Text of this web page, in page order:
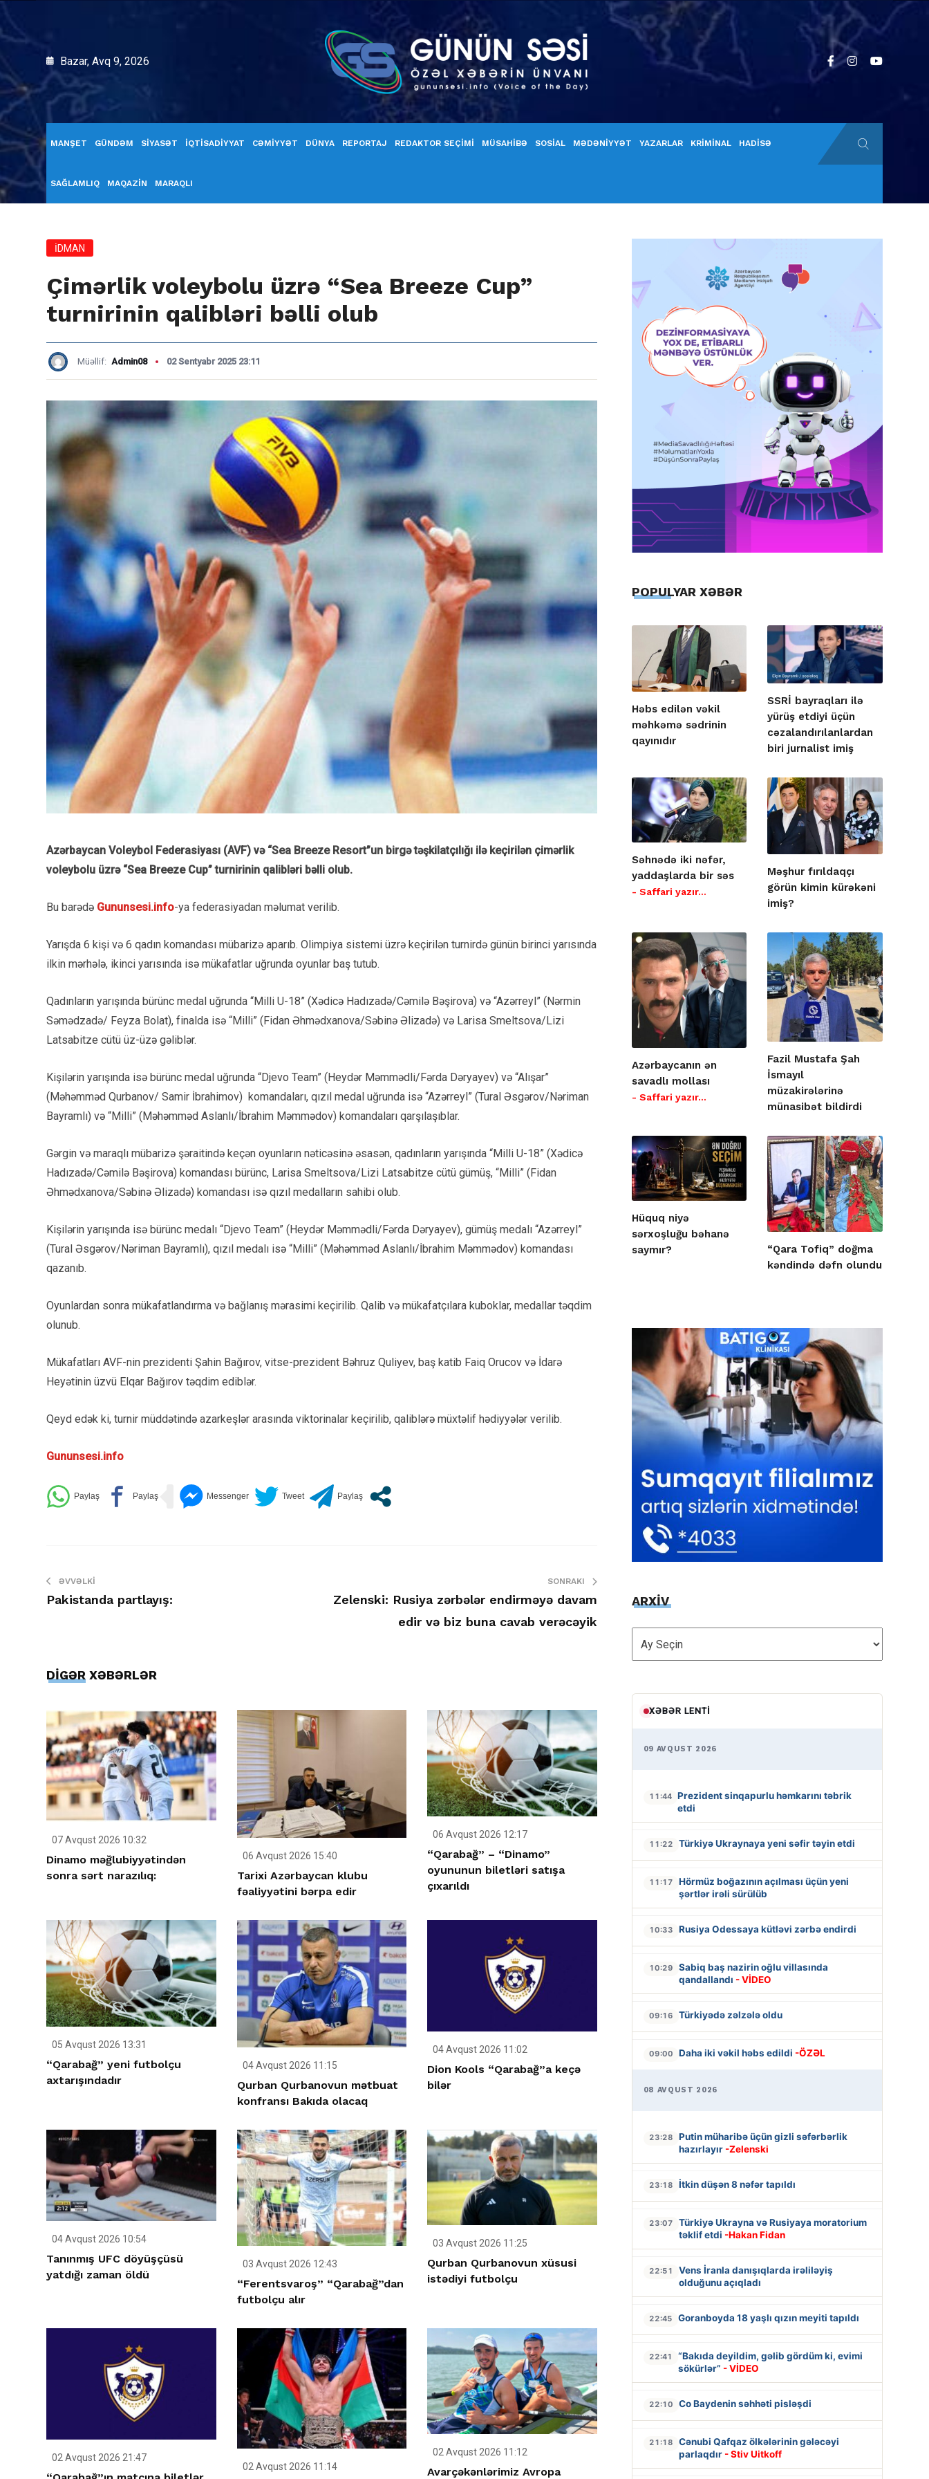
Bazar, Avq 9, 2026
MANŞET GÜNDƏM SİYASƏT İQTİSADİYYAT CƏMİYYƏT DÜNYA REPORTAJ REDAKTOR SEÇİMİ MÜSAHİBƏ SOSİAL MƏDƏNİYYƏT YAZARLAR KRİMİNAL HADİSƏ
SAĞLAMLIQ MAQAZİN MARAQLI
İDMAN
Çimərlik voleybolu üzrə “Sea Breeze Cup”
turnirinin qalibləri bəlli olub
Müəllif: Admin08 02 Sentyabr 2025 23:11
Azərbaycan Voleybol Federasiyası (AVF) və “Sea Breeze Resort”un birgə təşkilatçılığı ilə keçirilən çimərlik
voleybolu üzrə “Sea Breeze Cup” turnirinin qalibləri bəlli olub.
Bu barədə Gununsesi.info-ya federasiyadan məlumat verilib.
Yarışda 6 kişi və 6 qadın komandası mübarizə aparıb. Olimpiya sistemi üzrə keçirilən turnirdə günün birinci yarısında
ilkin mərhələ, ikinci yarısında isə mükafatlar uğrunda oyunlar baş tutub.
Qadınların yarışında bürünc medal uğrunda “Milli U-18” (Xədicə Hadızadə/Cəmilə Bəşirova) və “Azərreyl” (Nərmin
Səmədzadə/ Feyza Bolat), finalda isə “Milli” (Fidan Əhmədxanova/Səbinə Əlizadə) və Larisa Smeltsova/Lizi
Latsabitze cütü üz-üzə gəliblər.
Kişilərin yarışında isə bürünc medal uğrunda “Djevo Team” (Heydər Məmmədli/Fərda Dəryayev) və “Alışar”
(Məhəmməd Qurbanov/ Samir İbrahimov) komandaları, qızıl medal uğrunda isə “Azərreyl” (Tural Əsgərov/Nəriman
Bayramlı) və “Milli” (Məhəmməd Aslanlı/İbrahim Məmmədov) komandaları qarşılaşıblar.
Gərgin və maraqlı mübarizə şəraitində keçən oyunların nəticəsinə əsasən, qadınların yarışında “Milli U-18” (Xədicə
Hadızadə/Cəmilə Bəşirova) komandası bürünc, Larisa Smeltsova/Lizi Latsabitze cütü gümüş, “Milli” (Fidan
Əhmədxanova/Səbinə Əlizadə) komandası isə qızıl medalların sahibi olub.
Kişilərin yarışında isə bürünc medalı “Djevo Team” (Heydər Məmmədli/Fərda Dəryayev), gümüş medalı “Azərreyl”
(Tural Əsgərov/Nəriman Bayramlı), qızıl medalı isə “Milli” (Məhəmməd Aslanlı/İbrahim Məmmədov) komandası
qazanıb.
Oyunlardan sonra mükafatlandırma və bağlanış mərasimi keçirilib. Qalib və mükafatçılara kuboklar, medallar təqdim
olunub.
Mükafatları AVF-nin prezidenti Şahin Bağırov, vitse-prezident Bəhruz Quliyev, baş katib Faiq Orucov və İdarə
Heyətinin üzvü Elqar Bağırov təqdim ediblər.
Qeyd edək ki, turnir müddətində azarkeşlər arasında viktorinalar keçirilib, qaliblərə müxtəlif hədiyyələr verilib.
Gununsesi.info
ƏVVƏLKI
Pakistanda partlayış:
SONRAKI
Zelenski: Rusiya zərbələr endirməyə davam
edir və biz buna cavab verəcəyik
DİGƏR XƏBƏRLƏR
07 Avqust 2026 10:32
Dinamo məğlubiyyətindən
sonra sərt narazılıq:
06 Avqust 2026 15:40
Tarixi Azərbaycan klubu
fəaliyyətini bərpa edir
06 Avqust 2026 12:17
“Qarabağ” – “Dinamo”
oyununun biletləri satışa
çıxarıldı
05 Avqust 2026 13:31
“Qarabağ” yeni futbolçu
axtarışındadır
04 Avqust 2026 11:15
Qurban Qurbanovun mətbuat
konfransı Bakıda olacaq
04 Avqust 2026 11:02
Dion Kools “Qarabağ”a keçə
bilər
04 Avqust 2026 10:54
Tanınmış UFC döyüşçüsü
yatdığı zaman öldü
03 Avqust 2026 12:43
“Ferentsvaroş” “Qarabağ”dan
futbolçu alır
03 Avqust 2026 11:25
Qurban Qurbanovun xüsusi
istədiyi futbolçu
02 Avqust 2026 21:47
02 Avqust 2026 11:14
02 Avqust 2026 11:12
Avarçəkənlərimiz Avropa
POPULYAR XƏBƏR
Həbs edilən vəkil
məhkəmə sədrinin
qayınıdır
SSRİ bayraqları ilə
yürüş etdiyi üçün
cəzalandırılanlardan
biri jurnalist imiş
Səhnədə iki nəfər,
yaddaşlarda bir səs
- Saffari yazır…
Məşhur fırıldaqçı
görün kimin kürəkəni
imiş?
Azərbaycanın ən
savadlı mollası
- Saffari yazır…
Fazil Mustafa Şah
İsmayıl
müzakirələrinə
münasibət bildirdi
Hüquq niyə
sərxoşluğu bəhanə
saymır?
“Qara Tofiq” doğma
kəndində dəfn olundu
ARXİV
ARXİV
XƏBƏR LENTI
09 AVQUST 2026
11:44 Prezident sinqapurlu həmkarını təbrik
etdi
11:22 Türkiyə Ukraynaya yeni səfir təyin etdi
11:17
Hörmüz boğazının açılması üçün yeni
şərtlər irəli sürülüb
10:33 Rusiya Odessaya kütləvi zərbə endirdi
10:29
Sabiq baş nazirin oğlu villasında
qandallandı - VİDEO
09:16 Türkiyədə zəlzələ oldu
09:00 Daha iki vəkil həbs edildi -ÖZƏL
08 AVQUST 2026
23:28
Putin müharibə üçün gizli səfərbərlik
hazırlayır -Zelenski
23:18 İtkin düşən 8 nəfər tapıldı
23:07
Türkiyə Ukrayna və Rusiyaya moratorium
təklif etdi -Hakan Fidan
22:51
Vens İranla danışıqlarda irəliləyiş
olduğunu açıqladı
22:45 Goranboyda 18 yaşlı qızın meyiti tapıldı
22:41
“Bakıda deyildim, gəlib gördüm ki, evimi
sökürlər” - VİDEO
22:10 Co Baydenin səhhəti pisləşdi
21:18
Cənubi Qafqaz ölkələrinin gələcəyi
parlaqdır - Stiv Uitkoff